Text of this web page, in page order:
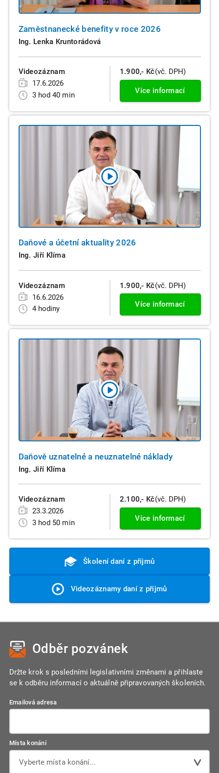
Zaměstnanecké benefity v roce 2026
Ing. Lenka Kruntorádová
Videozáznam
17.6.2026
3 hod 40 min
1.900,- Kč(vč. DPH)
Více informací
Daňové a účetní aktuality 2026
Ing. Jiří Klíma
Videozáznam
16.6.2026
4 hodiny
1.900,- Kč(vč. DPH)
Více informací
Daňově uznatelné a neuznatelné náklady
Ing. Jiří Klíma
Videozáznam
23.3.2026
3 hod 50 min
2.100,- Kč(vč. DPH)
Více informací
Školení daní z přijmů
Videozáznamy daní z přijmů
Odběr pozvánek
Držte krok s posledními legislativními změnami a přihlaste
se k odběru informací o aktuálně připravovaných školeních.
Emailová adresa
Místa konání
Vyberte místa konání...